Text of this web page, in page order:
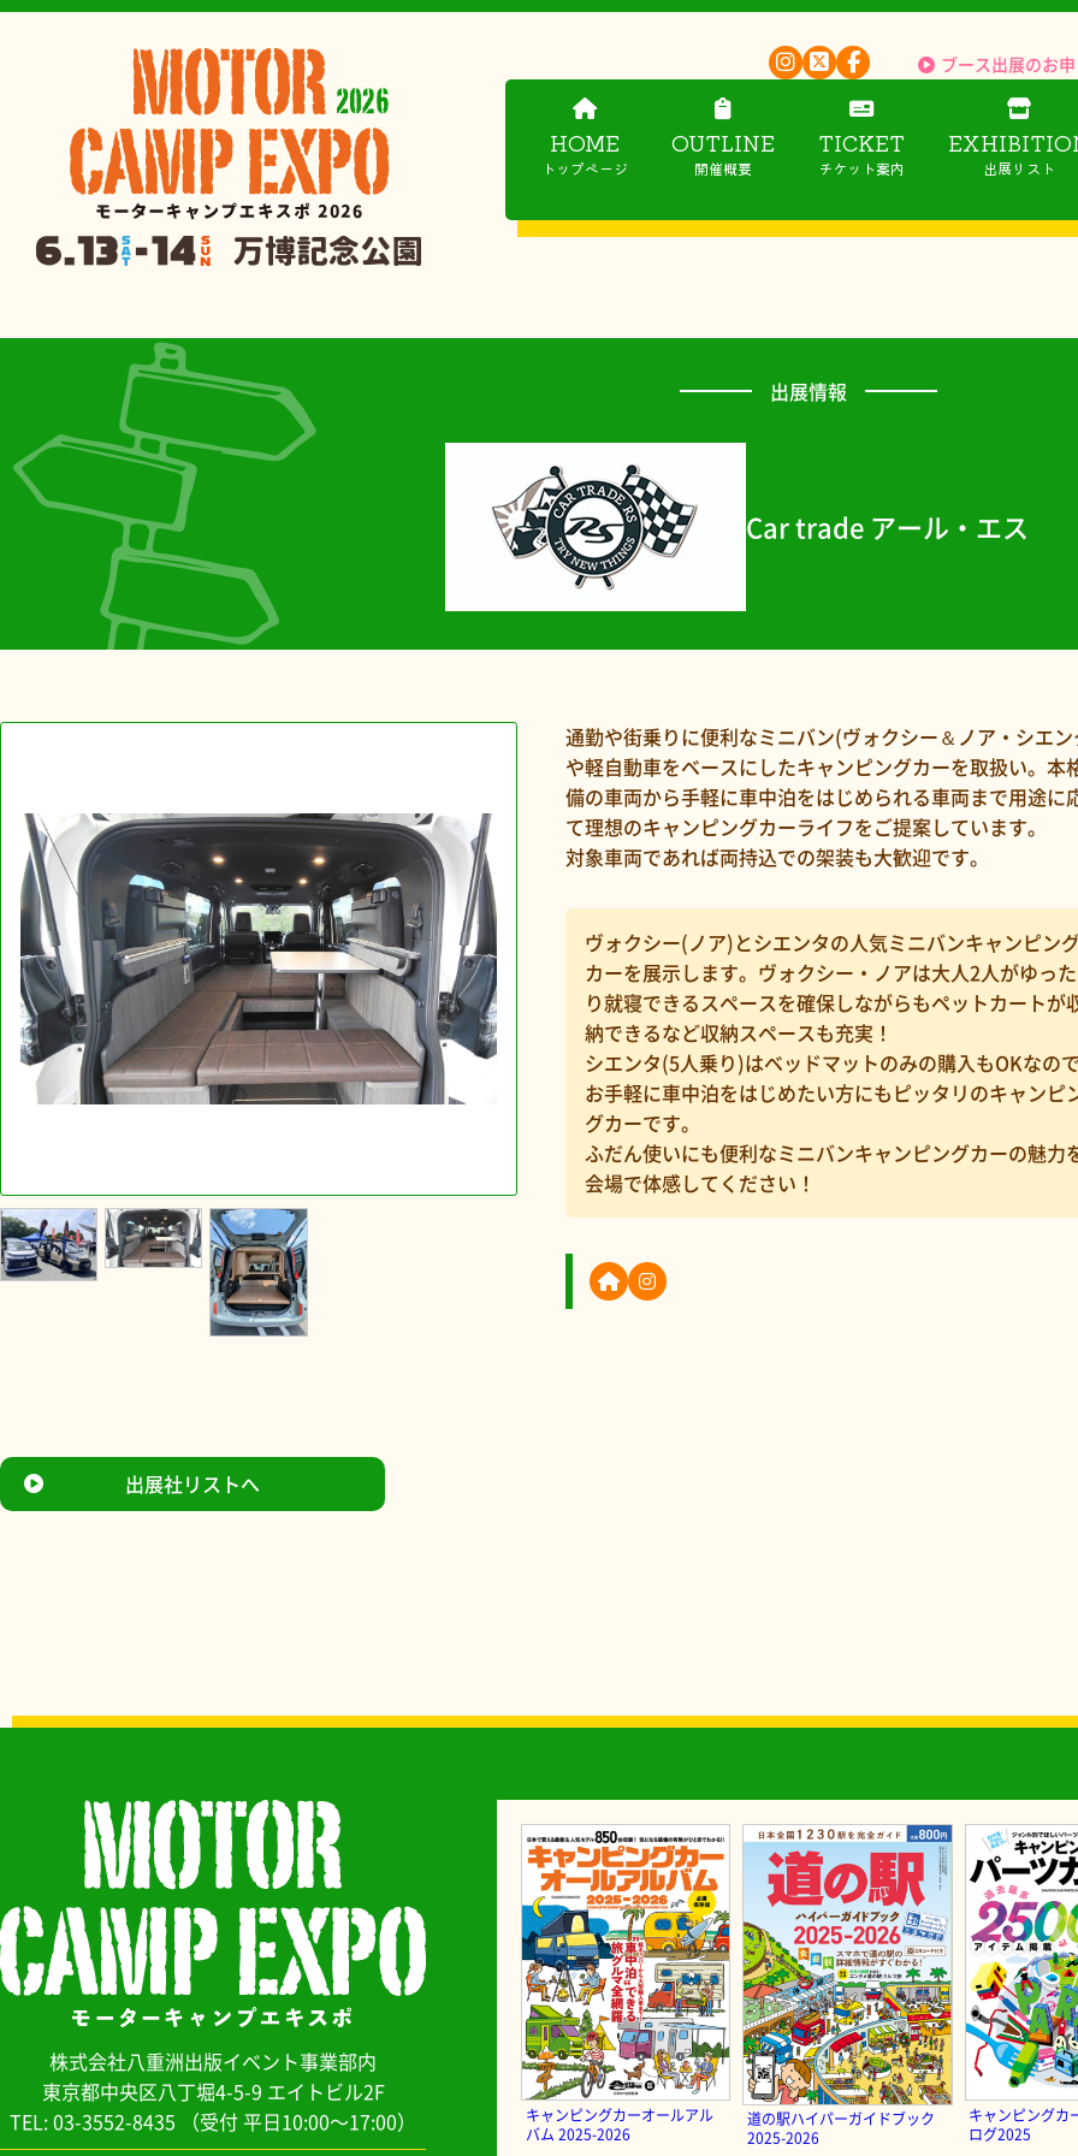
ブース出展のお
HOME
トップページ
OUTLINE
開催概要
TICKET
チケット案内 出展リスト
出展情報
Car trade アール・エス
通勤や街乗りに便利なミニバン(ヴォクシー＆ノア・シエ
や軽自動車をベースにしたキャンピングカーを取扱い。本
備の車両から手軽に車中泊をはじめられる車両まで用途に
て理想のキャンピングカーライフをご提案しています。
対象車両であれば両持込での架装も大歓迎です。
ヴォクシー(ノア)とシエンタの人気ミニバンキャンピン
カーを展示します。ヴォクシー・ノアは大人2人がゆった
り就寝できるスペースを確保しながらもペットカートが
納できるなど収納スペースも充実！
シエンタ(5人乗り)はベッドマットのみの購入もOKなの
お手軽に車中泊をはじめたい方にもピッタリのキャンピ
グカーです。
ふだん使いにも便利なミニバンキャンピングカーの魅力
会場で体感してください！
出展社リストへ
株式会社八重洲出版イベント事業部内
東京都中央区八丁堀4-5-9 エイトビル2F
TEL: 03-3552-8435 （受付 平日10:00～17:00）
キャンピングカーオールアル
バム 2025-2026
道の駅ハイパーガイドブック
2025-2026
キャンピングカ
ログ2025